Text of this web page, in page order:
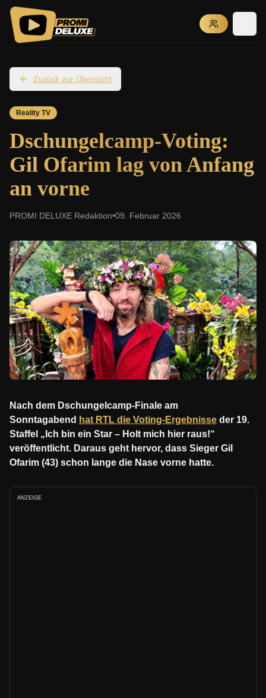
Zurück zur Übersicht
Reality TV
Dschungelcamp-Voting:
Gil Ofarim lag von Anfang
an vorne
PROMI DELUXE Redaktion•09. Februar 2026
Nach dem Dschungelcamp-Finale am
Sonntagabend hat RTL die Voting-Ergebnisse der 19.
Staffel „Ich bin ein Star – Holt mich hier raus!“
veröffentlicht. Daraus geht hervor, dass Sieger Gil
Ofarim (43) schon lange die Nase vorne hatte.
ANZEIGE